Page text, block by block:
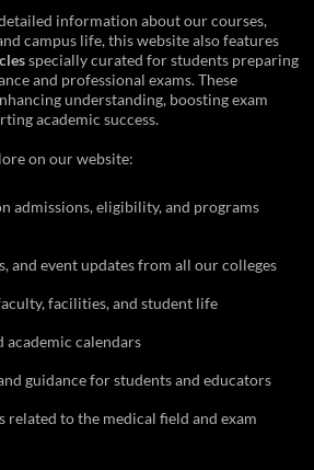
information about our courses,
campus life, this website also features
specially curated for students preparing
and professional exams. These
understanding, boosting exam
academic success.
on our website:
admissions, eligibility, and programs
and event updates from all our colleges
facilities, and student life
academic calendars
guidance for students and educators
related to the medical field and exam